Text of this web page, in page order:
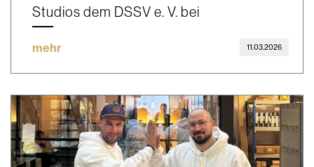
Studios dem DSSV e. V. bei
mehr 11.03.2026